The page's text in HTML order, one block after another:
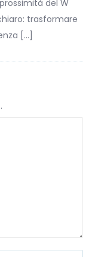
del W
trasformare
[…]